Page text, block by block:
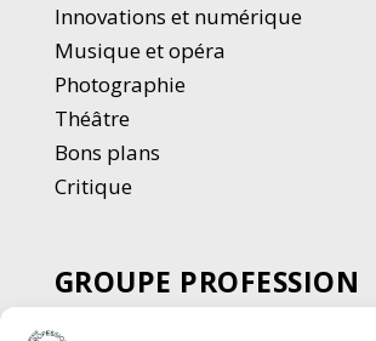
Innovations et numérique
Musique et opéra
Photographie
Théâtre
Bons plans
Critique
GROUPE PROFESSION
SPECTACLE